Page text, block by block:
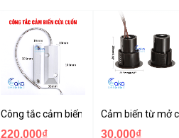
Công tắc cảm biến cửa cuốn OC-55
220.000₫
Cảm biến từ mở
30.000₫